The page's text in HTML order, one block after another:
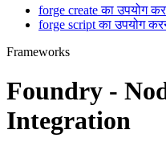
forge create का उपयोग
forge script का उपयोग
Frameworks
Foundry -
Integration